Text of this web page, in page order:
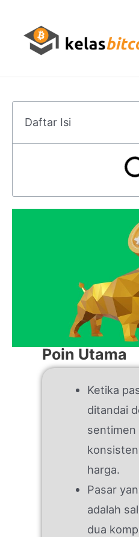
Daftar Isi
Poin Utama
Ketika
ditandai
harga.
Pasar
adalah
dua